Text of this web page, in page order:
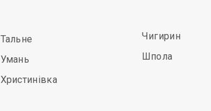
Тальне
Умань
Христинівка
Чигирин
Шпола